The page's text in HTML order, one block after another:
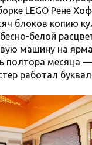
LEGO Рене
блоков копию
белой
машину на
полтора месяца
работал